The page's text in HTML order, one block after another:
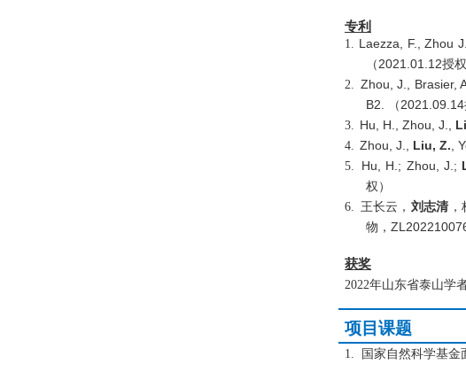
专利
1. Laezza, F., Zhou
（ 2021.01.12授权
2. Zhou, J., Brasier,
B2.
（ 2021.09.14
3. Hu, H., Zhou, J.,
4. Zhou, J., Liu, Z. ,
5.
Hu, H.; Zhou, J.;
权）
6. 王长云， 刘志清
物，
获奖
2022年山东省泰山学
项目课题
1. 国家自然科学基金